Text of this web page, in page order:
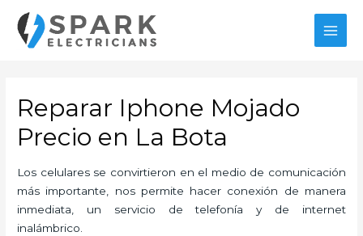
contenido
Reparar Iphone Mojado
Precio en La Bota
Los celulares se convirtieron en el medio de comunicación
más importante, nos permite hacer conexión de manera
inmediata, un servicio de telefonía y de internet
inalámbrico.